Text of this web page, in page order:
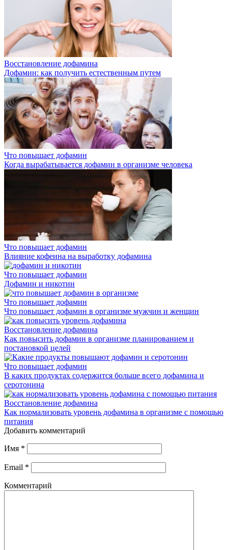
Восстановление дофамина
Дофамин: как получить естественным путем
Что повышает дофамин
Когда вырабатывается дофамин в организме человека
Что повышает дофамин
Влияние кофеина на выработку дофамина
Что повышает дофамин
Дофамин и никотин
Что повышает дофамин
Что повышает дофамин в организме мужчин и женщин
Восстановление дофамина
Как повысить дофамин в организме планированием и
постановкой целей
Что повышает дофамин
В каких продуктах содержится больше всего дофамина и
серотонина
Восстановление дофамина
Как нормализовать уровень дофамина в организме с помощью
питания
Добавить комментарий
Имя *
Email *
Комментарий